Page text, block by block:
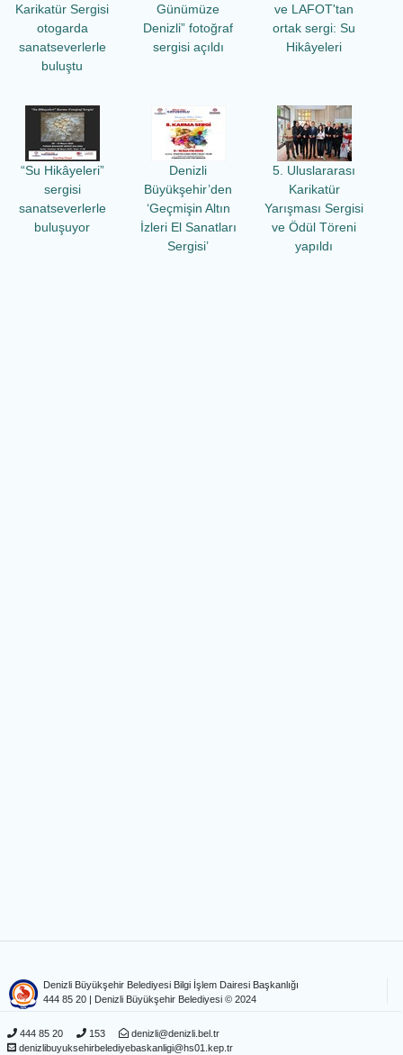
Karikatür Sergisi
otogarda
sanatseverlerle
buluştu
Günümüze
Denizli” fotoğraf
sergisi açıldı
ve LAFOT'tan
ortak sergi: Su
Hikâyeleri
“Su Hikâyeleri”
sergisi
sanatseverlerle
buluşuyor
Denizli
Büyükşehir’den
‘Geçmişin Altın
İzleri El Sanatları
Sergisi’
5. Uluslararası
Karikatür
Yarışması Sergisi
ve Ödül Töreni
yapıldı
Denizli Büyükşehir Belediyesi Bilgi İşlem Dairesi Başkanlığı
444 85 20 | Denizli Büyükşehir Belediyesi © 2024
444 85 20 153
denizli@denizli.bel.tr
denizlibuyuksehirbelediyebaskanligi@hs01.kep.tr